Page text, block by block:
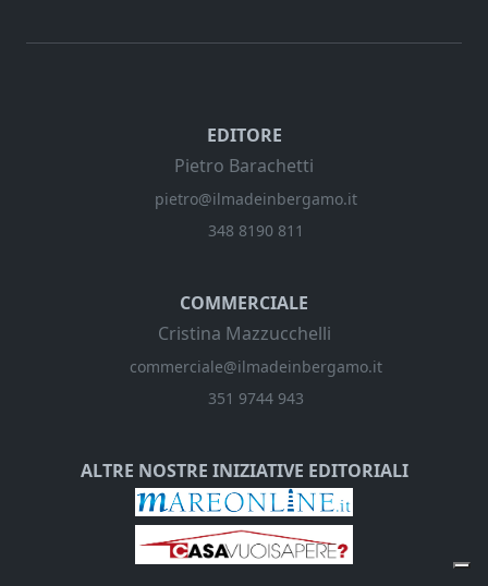
EDITORE
Pietro Barachetti
pietro@ilmadeinbergamo.it
348 8190 811
COMMERCIALE
Cristina Mazzucchelli
commerciale@ilmadeinbergamo.it
351 9744 943
ALTRE NOSTRE INIZIATIVE EDITORIALI